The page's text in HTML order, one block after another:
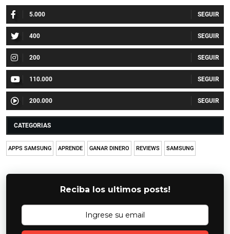
5.000
400
200
110.000
200.000
CATEGORIAS
APPS SAMSUNG APRENDE GANAR DINERO REVIEWS SAMSUNG
Reciba los ultimos posts!